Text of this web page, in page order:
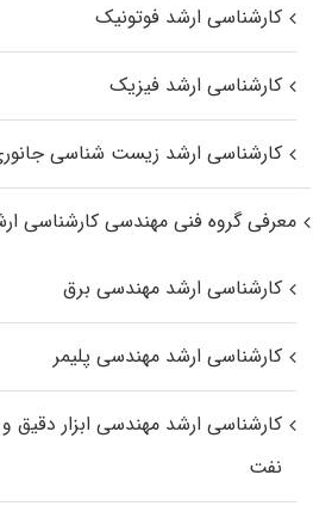
کارشناسی ارشد فوتونیک
کارشناسی ارشد فیزیک
کارشناسی ارشد زیست‌ شناسی
معرفی گروه فنی مهندسی کارشناسی
کارشناسی ارشد مهندسی برق
کارشناسی ارشد مهندسی پلیمر
کارشناسی ارشد مهندسی ابزار دقیق
نفت